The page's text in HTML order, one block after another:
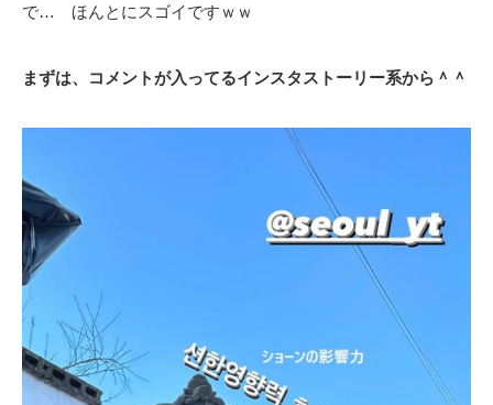
で… ほんとにスゴイですｗｗ
まずは、コメントが入ってるインスタストーリー系から＾＾